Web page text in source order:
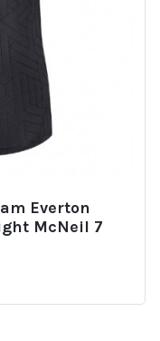
Everton
McNeil 7